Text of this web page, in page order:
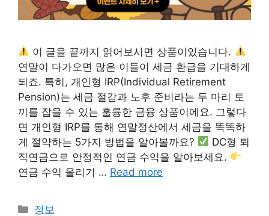
이 글을 끝까지 읽어보시면 상품이있습니다.
연말이 다가오면 많은 이들이 세금 환급을 기대하게
되죠. 특히, 개인형 IRP(Individual Retirement
Pension)는 세금 절감과 노후 준비라는 두 마리 토
끼를 잡을 수 있는 훌륭한 금융 상품이에요. 그렇다
면 개인형 IRP를 통해 연말정산에서 세금을 똑똑하
게 절약하는 5가지 방법을 알아볼까요?
DC형 퇴
직연금으로 안정적인 연금 수익을 알아보세요.
연금 수익 올리기 … Read more
Categories
정보